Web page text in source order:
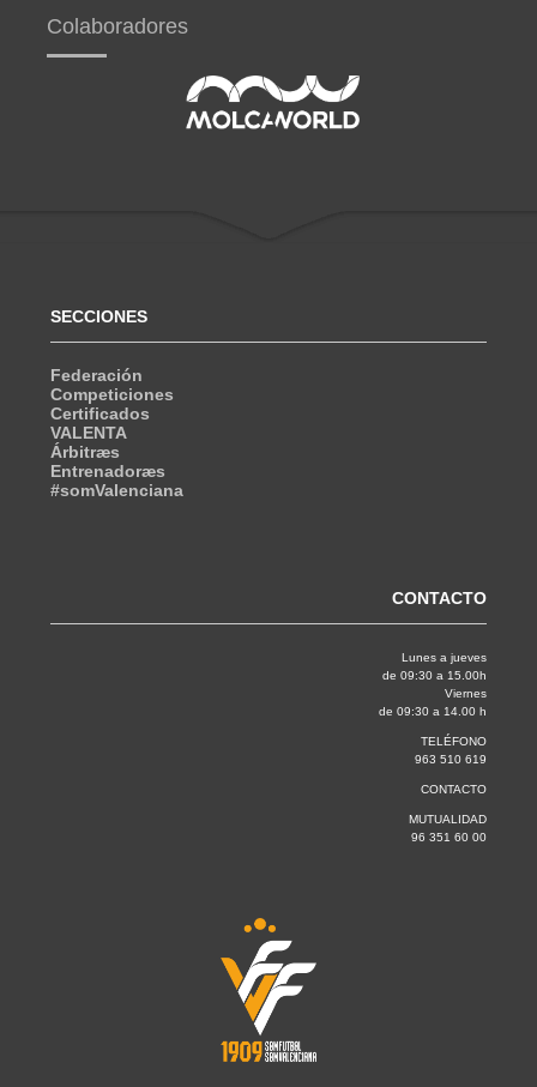
Colaboradores
SECCIONES
Federación
Competiciones
Certificados
VALENTA
Árbitræs
Entrenadoræs
#somValenciana
CONTACTO
Lunes a jueves
de 09:30 a 15.00h
Viernes
de 09:30 a 14.00 h
TELÉFONO
963 510 619
CONTACTO
MUTUALIDAD
96 351 60 00